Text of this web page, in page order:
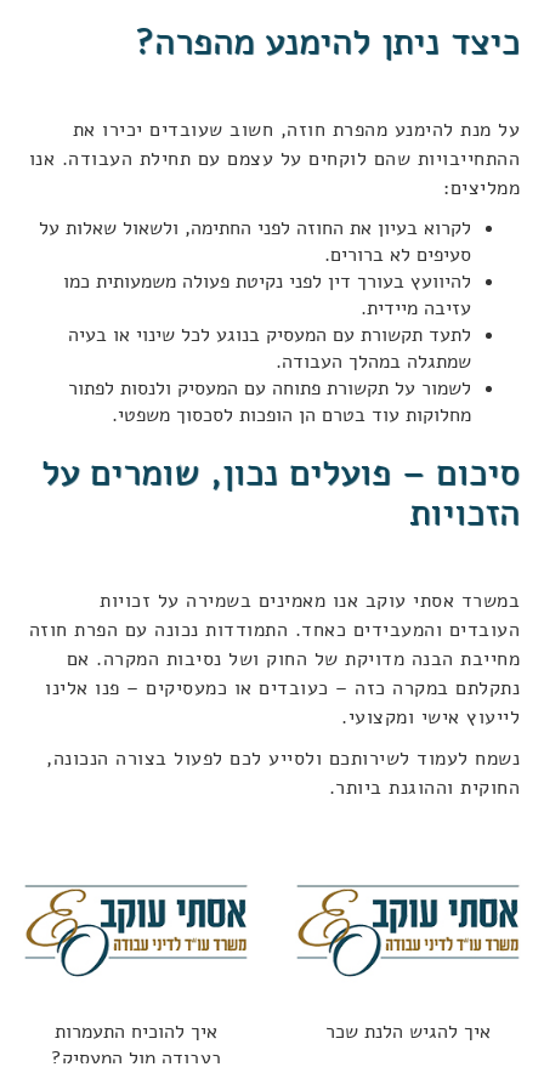
כיצד ניתן להימנע מהפרה?
על מנת להימנע מהפרת חוזה, חשוב שעובדים יכירו את
ההתחייבויות שהם לוקחים על עצמם עם תחילת העבודה. אנו
ממליצים:
לקרוא בעיון את החוזה לפני החתימה, ולשאול שאלות על
סעיפים לא ברורים.
להיוועץ בעורך דין לפני נקיטת פעולה משמעותית כמו
עזיבה מיידית.
לתעד תקשורת עם המעסיק בנוגע לכל שינוי או בעיה
שמתגלה במהלך העבודה.
לשמור על תקשורת פתוחה עם המעסיק ולנסות לפתור
מחלוקות עוד בטרם הן הופכות לסכסוך משפטי.
סיכום – פועלים נכון, שומרים על
הזכויות
במשרד אסתי עוקב אנו מאמינים בשמירה על זכויות
העובדים והמעבידים כאחד. התמודדות נכונה עם הפרת חוזה
מחייבת הבנה מדויקת של החוק ושל נסיבות המקרה. אם
נתקלתם במקרה כזה – כעובדים או כמעסיקים – פנו אלינו
לייעוץ אישי ומקצועי.
נשמח לעמוד לשירותכם ולסייע לכם לפעול בצורה הנכונה,
החוקית וההוגנת ביותר.
איך להגיש הלנת שכר
איך להוכיח התעמרות
בעבודה מול המעסיק?